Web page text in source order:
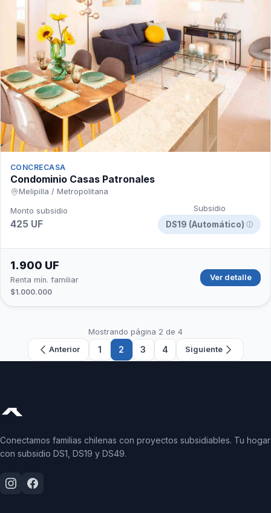
CONCRECASA
Condominio Casas Patronales
Melipilla / Metropolitana
Monto subsidio
425 UF
Subsidio
DS19 (Automático) ⓘ
1.900 UF
Renta mín. familiar
$1.000.000
Ver detalle
Mostrando página 2 de 4
Anterior
1 2 3 4 Siguiente
Conectamos familias chilenas con proyectos subsidiables. Tu hogar
con subsidio DS1, DS19 y DS49.